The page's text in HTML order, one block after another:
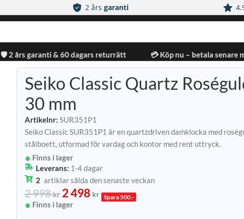
2 års garanti
🛡️ 2 års garanti & 60 dagars returrätt 💳 Köp nu – betala senare
Seiko Classic Quartz
30 mm
Artikelnr: SUR351P1
Seiko Classic SUR351P1 är en quartzdriven damklocka med
stålboett, utformad för vardag och kontor med rent uttryck.
Finns i lager
Leverans: 1-4 dagar
2 artiklar sålda den senaste veckan
2 998kr 2 498 kr Spara 500,-
Finns i lager